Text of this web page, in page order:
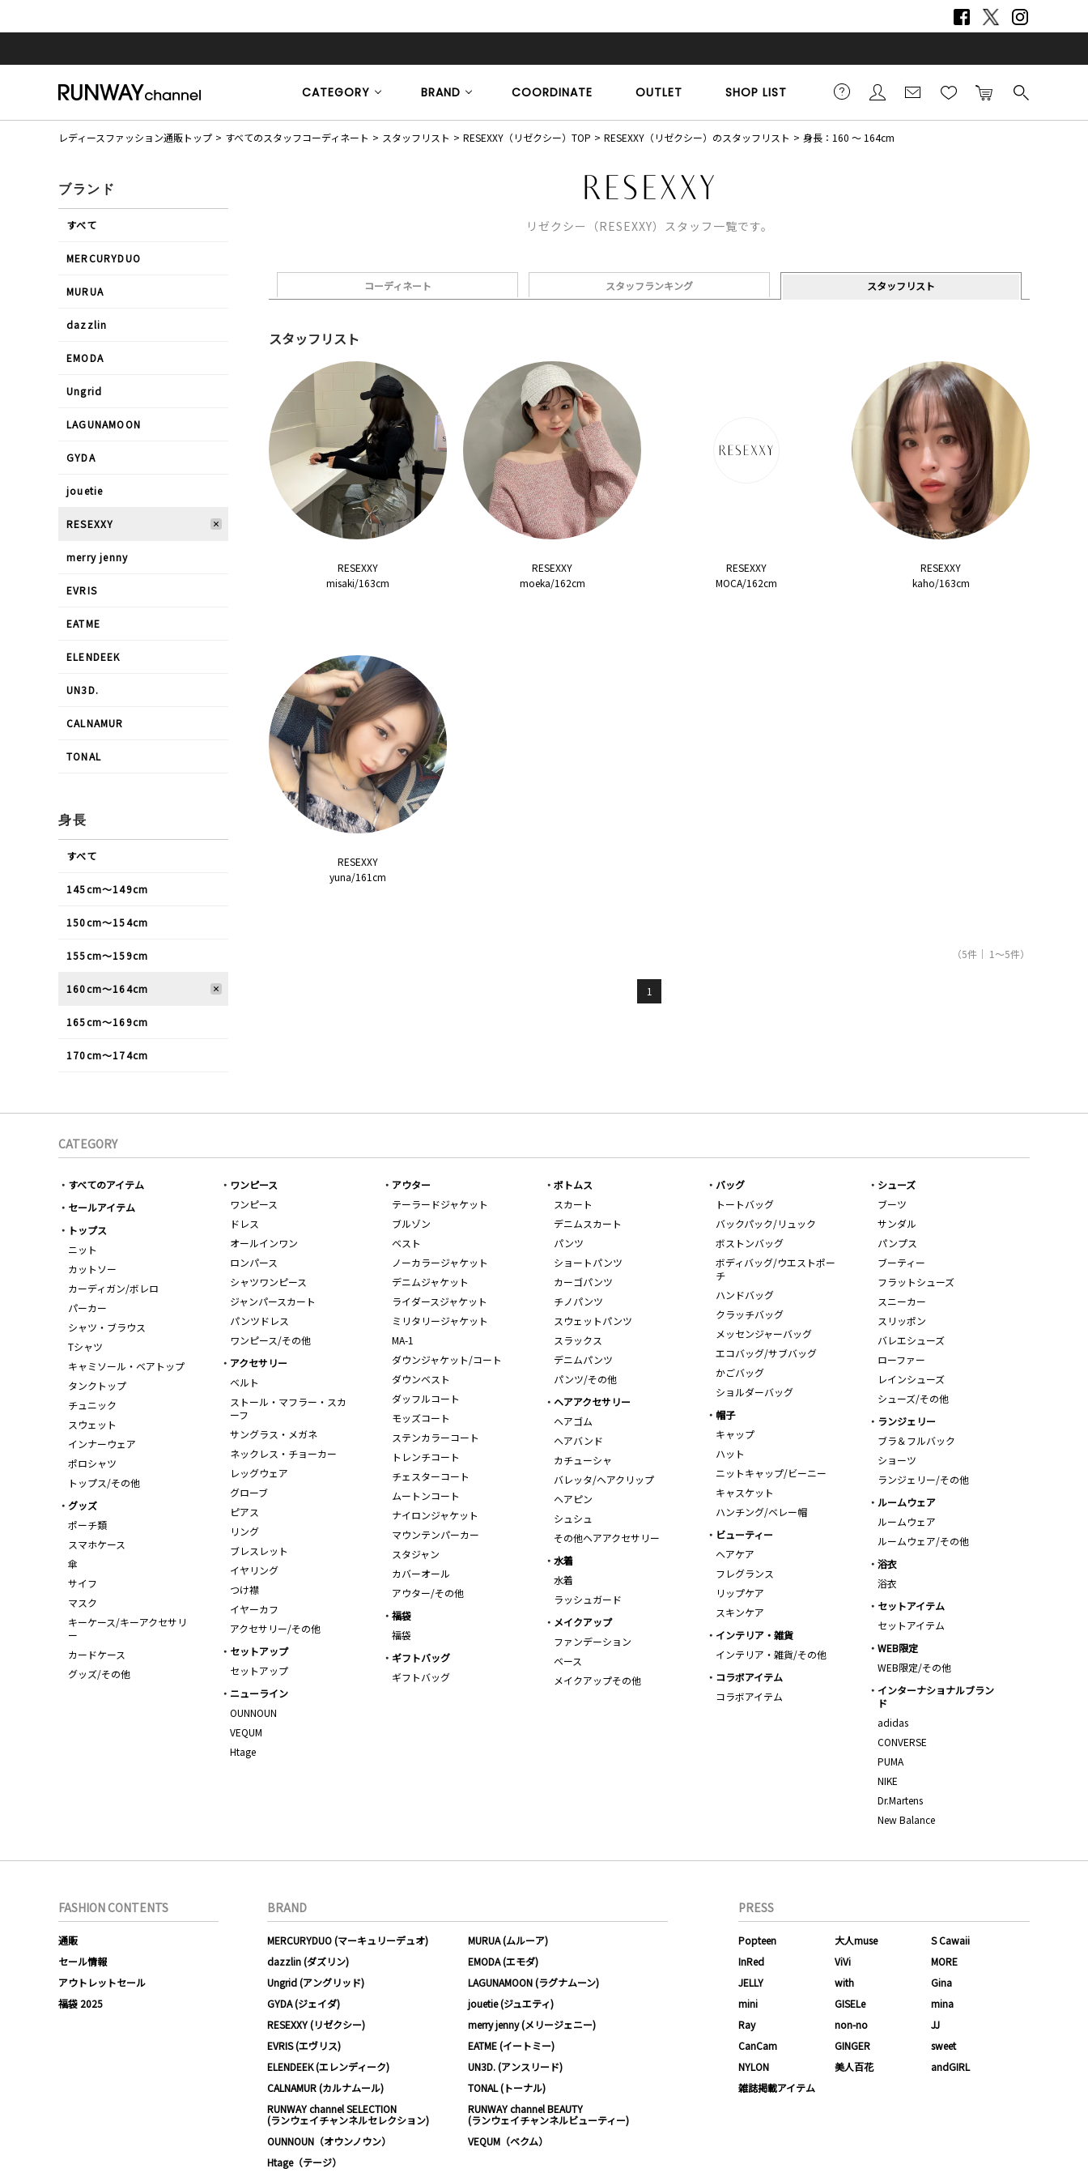
CATEGORY BRAND COORDINATE OUTLET SHOP LIST
レディースファッション通販トップ すべてのスタッフコーディネート スタッフリスト RESEXXY（リゼクシー）TOP RESEXXY（リゼクシー）のスタッフリスト 身長：160 ～ 164cm
リゼクシー（RESEXXY）スタッフ一覧です。
コーディネート スタッフランキング スタッフリスト
スタッフリスト
RESEXXY
misaki/163cm
RESEXXY
moeka/162cm
RESEXXY
MOCA/162cm
RESEXXY
kaho/163cm
RESEXXY
yuna/161cm
（5件｜ 1～5件）
1
ブランド
すべて
MERCURYDUO
MURUA
dazzlin
EMODA
Ungrid
LAGUNAMOON
GYDA
jouetie
RESEXXY
merry jenny
EVRIS
EATME
ELENDEEK
UN3D.
CALNAMUR
TONAL
身長
すべて
145cm〜149cm
150cm〜154cm
155cm〜159cm
160cm〜164cm
165cm〜169cm
170cm〜174cm
CATEGORY
すべてのアイテム
セールアイテム
トップス
ニット
カットソー
カーディガン/ボレロ
パーカー
シャツ・ブラウス
Tシャツ
キャミソール・ベアトップ
タンクトップ
チュニック
スウェット
インナーウェア
ポロシャツ
トップス/その他
ワンピース
ワンピース
ドレス
オールインワン
ロンパース
シャツワンピース
ジャンパースカート
パンツドレス
ワンピース/その他
アウター
テーラードジャケット
ブルゾン
ベスト
ノーカラージャケット
デニムジャケット
ライダースジャケット
ミリタリージャケット
MA-1
ダウンジャケット/コート
ダウンベスト
ダッフルコート
モッズコート
ステンカラーコート
トレンチコート
チェスターコート
ムートンコート
ナイロンジャケット
マウンテンパーカー
スタジャン
カバーオール
アウター/その他
ボトムス
スカート
デニムスカート
パンツ
ショートパンツ
カーゴパンツ
チノパンツ
スウェットパンツ
スラックス
デニムパンツ
パンツ/その他
バッグ
トートバッグ
バックパック/リュック
ボストンバッグ
ボディバッグ/ウエストポー
チ
ハンドバッグ
クラッチバッグ
メッセンジャーバッグ
エコバッグ/サブバッグ
かごバッグ
ショルダーバッグ
シューズ
ブーツ
サンダル
パンプス
ブーティー
フラットシューズ
スニーカー
スリッポン
バレエシューズ
ローファー
レインシューズ
シューズ/その他
アクセサリー
ベルト
ストール・マフラー・スカ
ーフ
サングラス・メガネ
ネックレス・チョーカー
レッグウェア
グローブ
ピアス
リング
ブレスレット
イヤリング
つけ襟
イヤーカフ
アクセサリー/その他
ヘアアクセサリー
ヘアゴム
ヘアバンド
カチューシャ
バレッタ/ヘアクリップ
ヘアピン
シュシュ
その他ヘアアクセサリー
帽子
キャップ
ハット
ニットキャップ/ビーニー
キャスケット
ハンチング/ベレー帽
ランジェリー
ブラ＆フルバック
ショーツ
ランジェリー/その他
ルームウェア
ルームウェア
ルームウェア/その他
グッズ
ポーチ類
スマホケース
傘
サイフ
マスク
キーケース/キーアクセサリ
ー
カードケース
グッズ/その他
ビューティー
ヘアケア
フレグランス
リップケア
スキンケア
水着
水着
ラッシュガード
浴衣
浴衣
セットアイテム
セットアイテム
福袋
福袋
メイクアップ
ファンデーション
ベース
メイクアップその他
インテリア・雑貨
インテリア・雑貨/その他
WEB限定
WEB限定/その他
セットアップ
セットアップ
ギフトバッグ
ギフトバッグ
コラボアイテム
コラボアイテム
インターナショナルブラン
ド
adidas
CONVERSE
PUMA
NIKE
Dr.Martens
New Balance
ニューライン
OUNNOUN
VEQUM
Htage
FASHION CONTENTS
通販
セール情報
アウトレットセール
福袋 2025
BRAND
MERCURYDUO (マーキュリーデュオ)
MURUA (ムルーア)
dazzlin (ダズリン)
EMODA (エモダ)
Ungrid (アングリッド)
LAGUNAMOON (ラグナムーン)
GYDA (ジェイダ)
jouetie (ジュエティ)
RESEXXY (リゼクシー)
merry jenny (メリージェニー)
EVRIS (エヴリス)
EATME (イートミー)
ELENDEEK (エレンディーク)
UN3D. (アンスリード)
CALNAMUR (カルナムール)
TONAL (トーナル)
RUNWAY channel SELECTION
(ランウェイチャンネルセレクション)
RUNWAY channel BEAUTY
(ランウェイチャンネルビューティー)
OUNNOUN（オウンノウン）
VEQUM（ベクム）
Htage（テージ）
PRESS
Popteen 大人muse
S Cawaii
InRed
ViVi
MORE
JELLY
with
Gina
mini
GISELe
mina
Ray
non-no
JJ
CanCam
GINGER
sweet
NYLON
美人百花
andGIRL
雑誌掲載アイテム